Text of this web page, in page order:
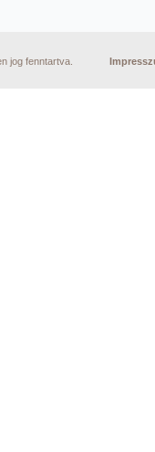
jog fenntartva.